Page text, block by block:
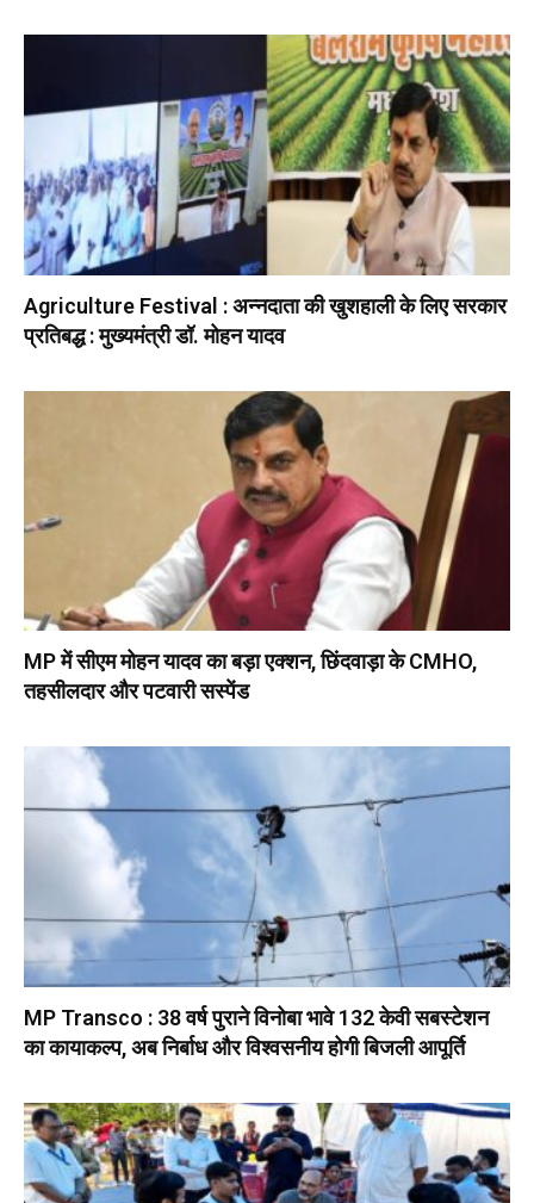
Agriculture Festival : अन्नदाता की खुशहाली के लिए सरकार
प्रतिबद्ध : मुख्यमंत्री डॉ. मोहन यादव
MP में सीएम मोहन यादव का बड़ा एक्शन, छिंदवाड़ा के CMHO,
तहसीलदार और पटवारी सस्पेंड
MP Transco : 38 वर्ष पुराने विनोबा भावे 132 केवी सबस्टेशन
का कायाकल्प, अब निर्बाध और विश्वसनीय होगी बिजली आपूर्ति